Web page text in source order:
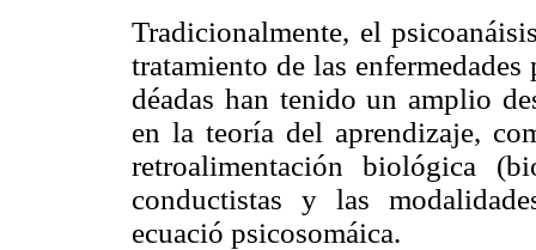
Tradicionalmente, el
tratamiento de las enfermedades
déadas han tenido un amplio
en la teoría del aprendizaje,
retroalimentación biológica
conductistas y las
ecuació psicosomáica.